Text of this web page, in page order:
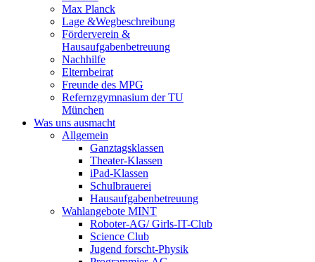
Max Planck
Lage &Wegbeschreibung
Förderverein &
Hausaufgabenbetreuung
Nachhilfe
Elternbeirat
Freunde des MPG
Refernzgymnasium der TU
München
Was uns ausmacht
Allgemein
Ganztagsklassen
Theater-Klassen
iPad-Klassen
Schulbrauerei
Hausaufgabenbetreuung
Wahlangebote MINT
Roboter-AG/ Girls-IT-Club
Science Club
Jugend forscht-Physik